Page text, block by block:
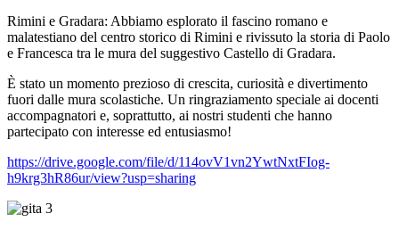
Rimini e Gradara: Abbiamo esplorato il fascino romano e
malatestiano del centro storico di Rimini e rivissuto la storia di Paolo
e Francesca tra le mura del suggestivo Castello di Gradara.
È stato un momento prezioso di crescita, curiosità e divertimento
fuori dalle mura scolastiche. Un ringraziamento speciale ai docenti
accompagnatori e, soprattutto, ai nostri studenti che hanno
partecipato con interesse ed entusiasmo!
https://drive.google.com/file/d/114ovV1vn2YwtNxtFIog-
h9krg3hR86ur/view?usp=sharing